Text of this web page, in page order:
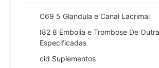
C69 5 Glandula e Canal Lacrimal
I82 8 Embolia e Trombose De
Especificadas
cid Suplementos